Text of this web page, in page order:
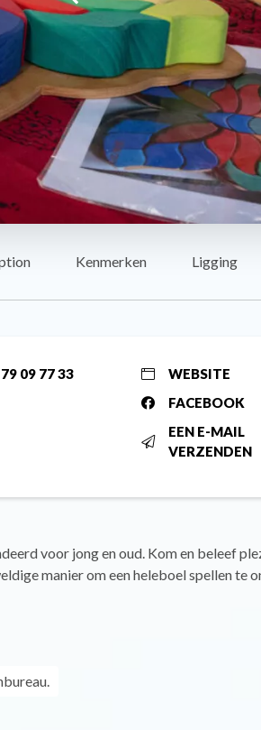
Kenmerken Ligging
09 77 33
WEBSITE
FACEBOOK
EEN E-MAIL
VERZENDEN
voor jong en oud. Kom en beleef
manier om een heleboel spellen te